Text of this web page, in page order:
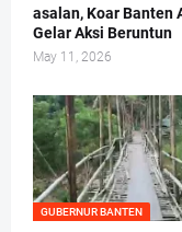
asalan, Koar Banten
Gelar Aksi Beruntun
May 11, 2026
GUBERNUR BANTEN